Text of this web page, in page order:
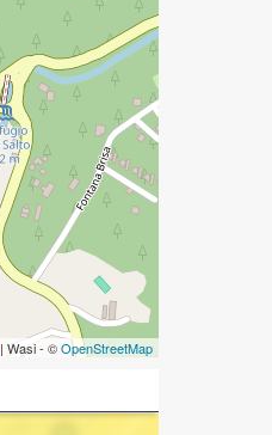
| Wasi - ©OpenStreetMap